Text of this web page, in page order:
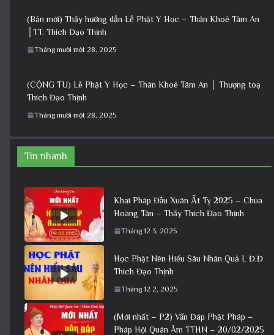
(Bản mới) Thầy hướng dẫn Lễ Phật Y Học – Thân Khoẻ Tâm An
│TT. Thích Đạo Thịnh
Tháng mười một 28, 2025
(CỘNG TU) Lễ Phật Y Học – Thân Khoẻ Tâm An │ Thượng toạ
Thích Đạo Thịnh
Tháng mười một 28, 2025
Tin nhanh
Khai Pháp Đầu Xuân Ất Tỵ 2025 – Chùa
Hoàng Tân – Thầy Thích Đạo Thịnh
Tháng 12 3, 2025
Học Phật Nên Hiểu Sâu Nhân Quả L Đ.Đ
Thích Đạo Thịnh
Tháng 12 2, 2025
(Mới nhất – P2) Vấn Đáp Phật Pháp –
Pháp Hội Quán Âm TTHN – 20/02/2025